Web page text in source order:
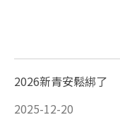
2026新青安鬆綁了
2025-12-20